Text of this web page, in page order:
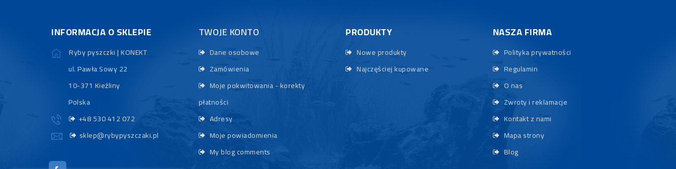
INFORMACJA O SKLEPIE
Ryby pyszczki | KONEKT
ul. Pawła Sowy 22
10-371 Kieźliny
Polska
+48 530 412 072
sklep@rybypyszczaki.pl
TWOJE KONTO
Dane osobowe
Zamówienia
Moje pokwitowania - korekty
płatności
Adresy
Moje powiadomienia
My blog comments
PRODUKTY
Nowe produkty
Najczęściej kupowane
NASZA FIRMA
Polityka prywatności
Regulamin
O nas
Zwroty i reklamacje
Kontakt z nami
Mapa strony
Blog